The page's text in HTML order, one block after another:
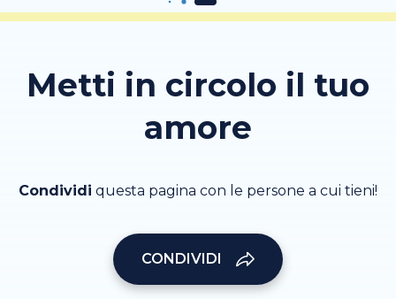
Metti in circolo il tuo
amore
Condividi questa pagina con le persone a cui tieni!
CONDIVIDI